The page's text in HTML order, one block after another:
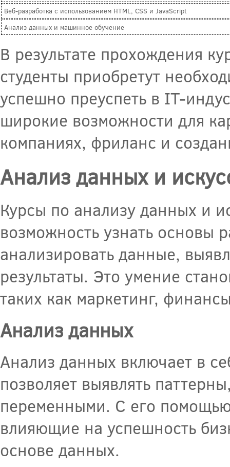
Веб-разработка с использованием HTML, CSS и JavaScript
Анализ данных и машинное обучение
В результате прохождения
студенты приобретут
успешно преуспеть в IT-
широкие возможности для
компаниях, фриланс и
Анализ данных и
Курсы по анализу данных и
возможность узнать
анализировать данные,
результаты. Это умение
таких как маркетинг,
Анализ данных
Анализ данных включает в
позволяет выявлять
переменными. С его
влияющие на успешность
основе данных.